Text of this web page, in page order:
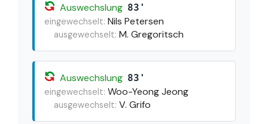
Auswechslung 83'
eingewechselt: Nils Petersen
ausgewechselt: M. Gregoritsch
Auswechslung 83'
eingewechselt: Woo-Yeong Jeong
ausgewechselt: V. Grifo